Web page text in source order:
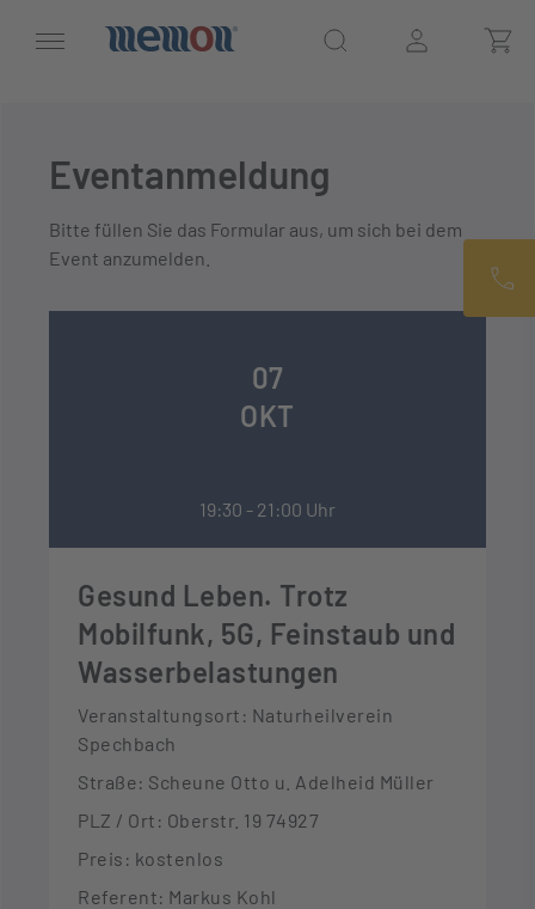
Eventanmeldung
Bitte füllen Sie das Formular aus, um sich bei dem
Event anzumelden.
07
OKT
19:30 - 21:00 Uhr
Gesund Leben. Trotz
Mobilfunk, 5G, Feinstaub und
Wasserbelastungen
Veranstaltungsort: Naturheilverein
Spechbach
Straße: Scheune Otto u. Adelheid Müller
PLZ / Ort: Oberstr. 19 74927
Preis: kostenlos
Referent: Markus Kohl